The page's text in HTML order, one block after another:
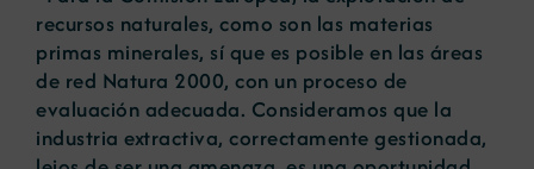
recursos naturales, como son las materias
primas minerales, sí que es posible en las áreas
de red Natura 2000, con un proceso de
evaluación adecuada. Consideramos que la
industria extractiva, correctamente gestionada,